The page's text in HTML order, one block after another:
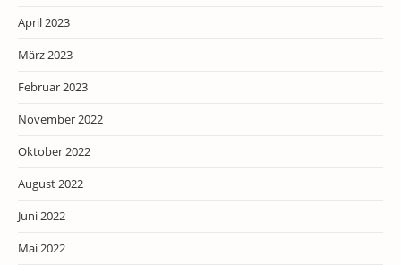
April 2023
März 2023
Februar 2023
November 2022
Oktober 2022
August 2022
Juni 2022
Mai 2022